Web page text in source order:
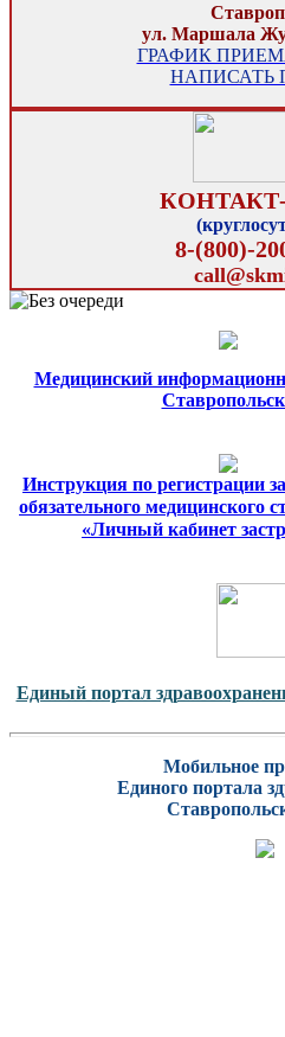
ул. Маршала
ГРАФИК
НАПИСАТЬ
8-(800)-
Медицинский
Инструкция по регистрации
обязательного медицинского
«Личный кабинет
Единый портал
Мобильное
Единого портала